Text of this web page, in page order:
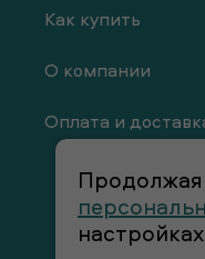
Как купить
О компании
Оплата и
Продолжая